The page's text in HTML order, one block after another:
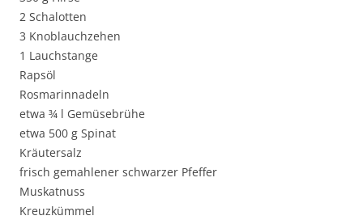
2 Schalotten
3 Knoblauchzehen
1 Lauchstange
Rapsöl
Rosmarinnadeln
etwa ¾ l Gemüsebrühe
etwa 500 g Spinat
Kräutersalz
frisch gemahlener schwarzer Pfeffer
Muskatnuss
Kreuzkümmel